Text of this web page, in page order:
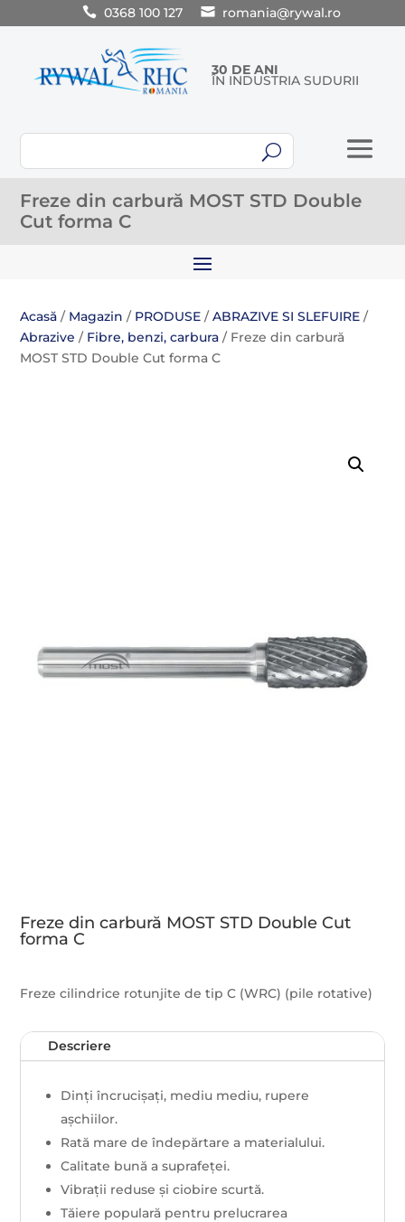
0368 100 127 romania@rywal.ro
30 DE ANI
ÎN INDUSTRIA SUDURII
U
Freze din carbură MOST STD Double
Cut forma C
Acasă / Magazin / PRODUSE /ABRAZIVE SI SLEFUIRE /
Abrazive / Fibre, benzi, carbura / Freze din carbură
MOST STD Double Cut forma C
Freze din carbură MOST STD Double Cut
forma C
Freze cilindrice rotunjite de tip C (WRC) (pile rotative)
Descriere
Dinți încrucișați, mediu mediu, rupere
așchiilor.
Rată mare de îndepărtare a materialului.
Calitate bună a suprafeței.
Vibrații reduse și ciobire scurtă.
Tăiere populară pentru prelucrarea